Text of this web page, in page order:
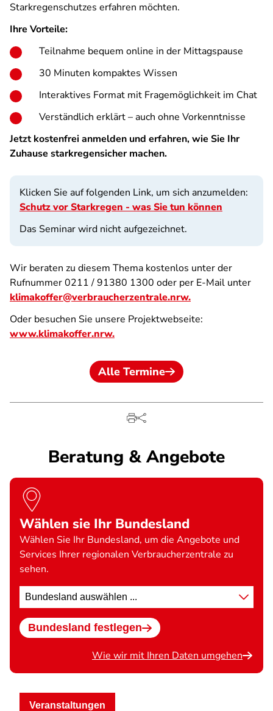
Starkregenschutzes erfahren möchten.
Ihre Vorteile:
Teilnahme bequem online in der Mittagspause
30 Minuten kompaktes Wissen
Interaktives Format mit Fragemöglichkeit im Chat
Verständlich erklärt – auch ohne Vorkenntnisse
Jetzt kostenfrei anmelden und erfahren, wie Sie Ihr
Zuhause starkregensicher machen.
Klicken Sie auf folgenden Link, um sich anzumelden:
Schutz vor Starkregen - was Sie tun können
Das Seminar wird nicht aufgezeichnet.
Wir beraten zu diesem Thema kostenlos unter der
Rufnummer 0211 / 91380 1300 oder per E-Mail unter
klimakoffer@verbraucherzentrale.nrw.
Oder besuchen Sie unsere Projektwebseite:
www.klimakoffer.nrw.
Alle Termine
Beratung & Angebote
Wählen sie Ihr Bundesland
Wählen Sie Ihr Bundesland, um die Angebote und
Services Ihrer regionalen Verbraucherzentrale zu
sehen.
Standort
wählen
Bundesland festlegen
Wie wir mit Ihren Daten umgehen
Veranstaltungen